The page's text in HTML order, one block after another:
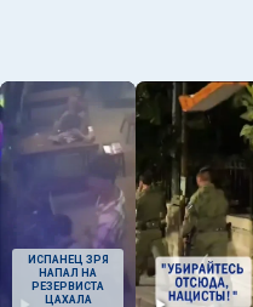
ИСПАНЕЦ ЗРЯ
НАПАЛ НА
РЕЗЕРВИСТА
ЦАХАЛА